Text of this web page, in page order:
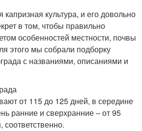
культура, и его довольно
в том, чтобы правильно
особенностей местности, почвы
этого мы собрали подборку
с названиями, описаниями и
от 115 до 125 дней, в середине
ранние и сверхранние – от 95